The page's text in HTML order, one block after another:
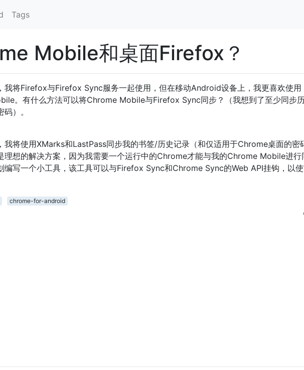
Tags
Mobile和桌面Firefox？
我将Firefox与Firefox Sync服务一起使用，但在移动Android设备上，我更喜欢使用
。有什么方法可以将Chrome Mobile与Firefox Sync同步？（我想到了至少同步
）。
我将使用XMarks和LastPass同步我的书签/历史记录（和仅适用于Chrome桌面的密
理想的解决方案，因为我需要一个运行中的Chrome才能与我的Chrome Mobile进行
编写一个小工具，该工具可以与Firefox Sync和Chrome Sync的Web API挂钩，以
chrome-for-android